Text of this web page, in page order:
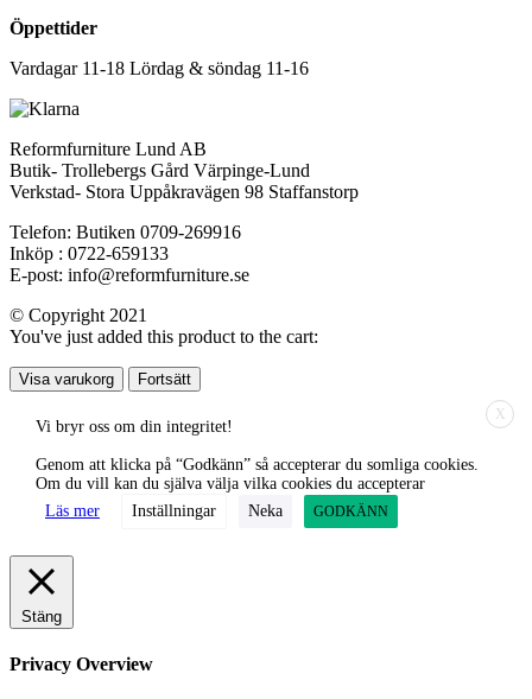
Öppettider
Vardagar 11-18 Lördag & söndag 11-16
Reformfurniture Lund AB
Butik- Trollebergs Gård Värpinge-Lund
Verkstad- Stora Uppåkravägen 98 Staffanstorp
Telefon: Butiken 0709-269916
Inköp : 0722-659133
E-post: info@reformfurniture.se
© Copyright 2021
You've just added this product to the cart:
Visa varukorg Fortsätt
X
Vi bryr oss om din integritet!
Genom att klicka på “Godkänn” så accepterar du somliga cookies.
Om du vill kan du själva välja vilka cookies du accepterar
Läs mer
Inställningar Neka GODKÄNN
Stäng
Privacy Overview